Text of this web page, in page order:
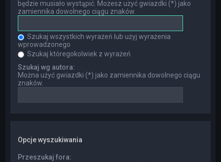
będzie musiało wystąpić. Możesz użyć gwiazdki (*) jako
zamiennika dowolnego ciągu znaków.
Szukaj wszystkich wyrażeń lub użyj wyrażenia
wprowadzonego
Szukaj któregokolwiek z wyrażeń
Szukaj wg autora:
Można użyć gwiazdki (*) jako zamiennika dowolnego ciągu
znaków.
Opcje wyszukiwania
Przeszukaj fora: